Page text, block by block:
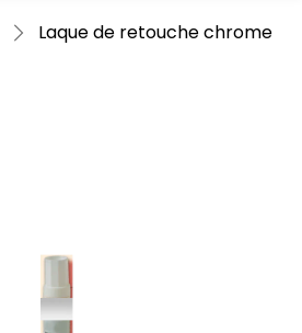
Laque de retouche chrome